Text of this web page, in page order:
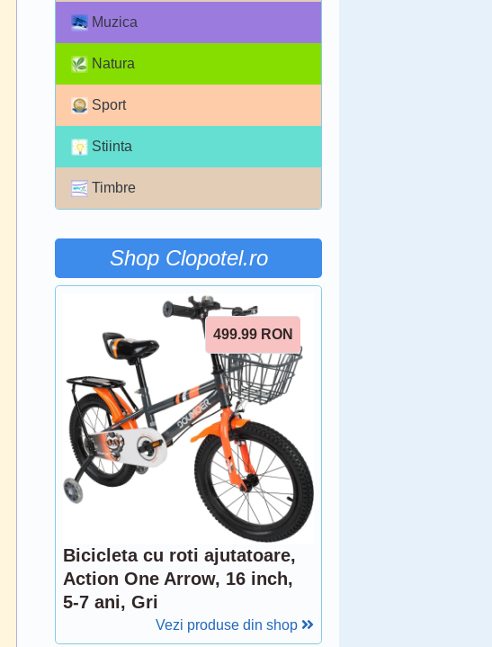
Muzica
Natura
Sport
Stiinta
Timbre
Shop Clopotel.ro
499.99 RON
Bicicleta cu roti ajutatoare,
Action One Arrow, 16 inch,
5-7 ani, Gri
Vezi produse din shop